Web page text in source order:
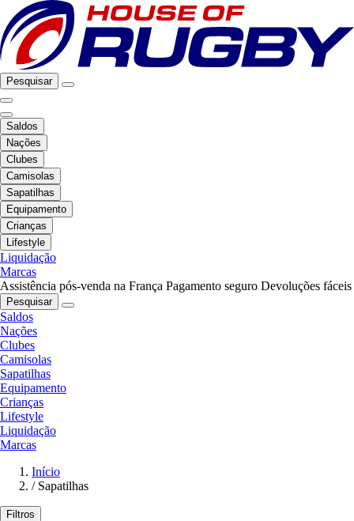
Pesquisar
Saldos
Nações
Clubes
Camisolas
Sapatilhas
Equipamento
Crianças
Lifestyle
Liquidação
Marcas
Assistência pós-venda na França Pagamento seguro Devoluções fáceis
Pesquisar
Saldos
Nações
Clubes
Camisolas
Sapatilhas
Equipamento
Crianças
Lifestyle
Liquidação
Marcas
Início
/ Sapatilhas
Filtros